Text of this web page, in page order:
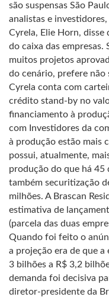
são suspensas São
analistas e
Cyrela, Elie Horn, disse
do caixa das empresas.
muitos projetos
do cenário, prefere não
Cyrela conta com
crédito stand-by no
financiamento à
com Investidores da
à produção estão mais
possui, atualmente,
produção do que há 45
também securitização
milhões. A Brascan
estimativa de
(parcela das duas
Quando foi feito o
a projeção era de que a
3 bilhões a R$ 3,2
demanda foi decisiva
diretor-presidente da